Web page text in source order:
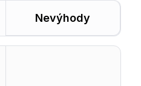
Nevýhody